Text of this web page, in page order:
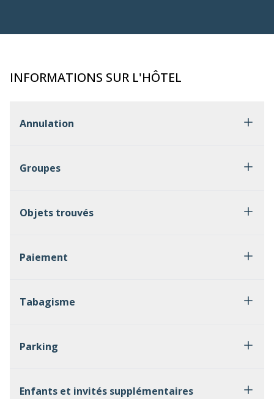
INFORMATIONS SUR L'HÔTEL
Annulation
Groupes
Objets trouvés
Paiement
Tabagisme
Parking
Enfants et invités supplémentaires